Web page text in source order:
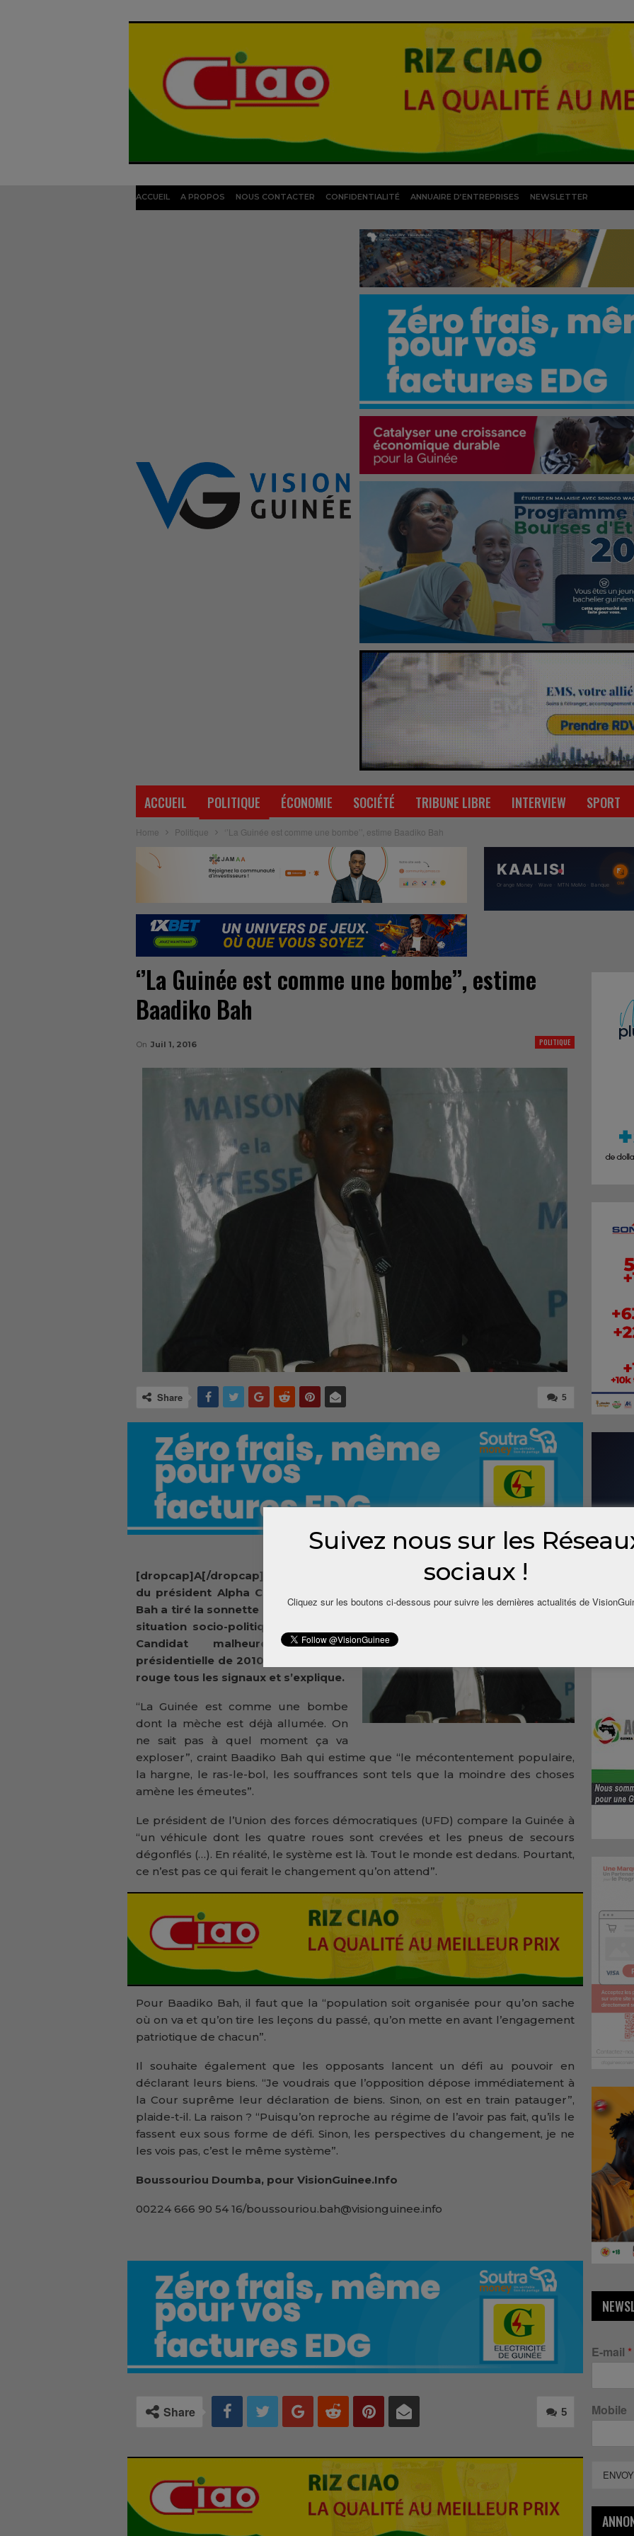
ACCUEIL A PROPOS NOUS CONTACTER CONFIDENTIALITÉ ANNUAIRE D’ENTREPRISES NEWSLETTER
ACCUEIL POLITIQUE ÉCONOMIE SOCIÉTÉ TRIBUNE LIBRE INTERVIEW SPORT
Home Politique ‘’La Guinée est comme une bombe’’, estime Baadiko Bah
‘’La Guinée est comme une bombe’’, estime
Baadiko Bah
POLITIQUE
On Juil 1, 2016
5
Share
[dropcap]A[/dropcap]llié politique
du président Alpha Condé, Baadiko
Bah a tiré la sonnette d’alarme sur la
situation socio-politique de Guinée.
Candidat malheureux à la
présidentielle de 2010, il voit tous au
rouge tous les signaux et s’explique.
“La Guinée est comme une bombe
dont la mèche est déjà allumée. On
ne sait pas à quel moment ça va
exploser”, craint Baadiko Bah qui estime que “le mécontentement populaire,
la hargne, le ras-le-bol, les souffrances sont tels que la moindre des choses
amène les émeutes”.
Le président de l’Union des forces démocratiques (UFD) compare la Guinée à
“un véhicule dont les quatre roues sont crevées et les pneus de secours
dégonflés (…). En réalité, le système est là. Tout le monde est dedans. Pourtant,
ce n’est pas ce qui ferait le changement qu’on attend”.
Pour Baadiko Bah, il faut que la “population soit organisée pour qu’on sache
où on va et qu’on tire les leçons du passé, qu’on mette en avant l’engagement
patriotique de chacun”.
Il souhaite également que les opposants lancent un défi au pouvoir en
déclarant leurs biens. “Je voudrais que l’opposition dépose immédiatement à
la Cour suprême leur déclaration de biens. Sinon, on est en train patauger”,
plaide-t-il. La raison ? “Puisqu’on reproche au régime de l’avoir pas fait, qu’ils le
fassent eux sous forme de défi. Sinon, les perspectives du changement, je ne
les vois pas, c’est le même système”.
Boussouriou Doumba, pour VisionGuinee.Info
00224 666 90 54 16/boussouriou.bah@visionguinee.info
5
Share
E-mail *
Mobile
Suivez nous sur les
sociaux !
Cliquez sur les boutons ci-dessous pour suivre les dernières actualités de